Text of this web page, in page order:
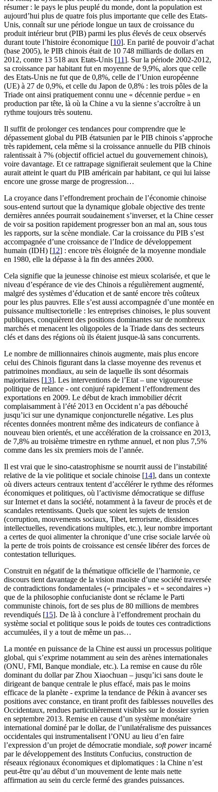
résumer : le pays le plus peuplé du monde, dont la population est
aujourd’hui plus de quatre fois plus importante que celle des Etats-
Unis, connaît sur une période longue un taux de croissance du
produit intérieur brut (PIB) parmi les plus élevés de ceux observés
durant toute l’histoire économique [10]. En parité de pouvoir d’achat
(base 2005), le PIB chinois était de 10 748 milliards de dollars en
2012, contre 13 518 aux Etats-Unis [11]. Sur la période 2002-2012,
sa croissance par habitant fut en moyenne de 9,9%, alors que celle
des Etats-Unis ne fut que de 0,8%, celle de l’Union européenne
(UE) à 27 de 0,9%, et celle du Japon de 0,8% : les trois pôles de la
Triade ont ainsi pratiquement connu une « décennie perdue » en
production par tête, là où la Chine a vu la sienne s’accroître à un
rythme toujours très soutenu.
Il suffit de prolonger ces tendances pour comprendre que le
dépassement global du PIB étatsunien par le PIB chinois s’approche
très rapidement, cela même si la croissance annuelle du PIB chinois
ralentissait à 7% (objectif officiel actuel du gouvernement chinois),
voire davantage. Et ce rattrapage signifierait seulement que la Chine
aurait atteint le quart du PIB américain par habitant, ce qui lui laisse
encore une grosse marge de progression…
La croyance dans l’effondrement prochain de l’économie chinoise
sous-entend surtout que la dynamique globale objective des trente
dernières années pourrait soudainement s’inverser, et la Chine cesser
de voir sa position rapidement progresser bon an mal an, sous tous
les rapports, sur la scène mondiale. Car la croissance du PIB s’est
accompagnée d’une croissance de l’Indice de développement
humain (IDH) [12] : encore très éloignée de la moyenne mondiale
en 1980, elle la dépasse à la fin des années 2000.
Cela signifie que la jeunesse chinoise est mieux scolarisée, et que le
niveau d’espérance de vie des Chinois a régulièrement augmenté,
malgré des systèmes d’éducation et de santé encore très coûteux
pour les plus pauvres. Elle s’est aussi accompagnée d’une montée en
puissance multisectorielle : les entreprises chinoises, le plus souvent
publiques, conquièrent des positions dominantes sur de nombreux
marchés et menacent les oligopoles de la Triade dans des secteurs
clés et dans des régions où ils étaient jusque-là sans concurrents.
Le nombre de millionnaires chinois augmente, mais plus encore
celui des Chinois figurant dans la classe moyenne des revenus et
patrimoines mondiaux, au sein de laquelle ils sont désormais
majoritaires [13]. Les interventions de l’Etat – une vigoureuse
politique de relance - ont conjuré rapidement l’effondrement des
exportations en 2009. Le début de krach immobilier décrit
complaisamment à l’été 2013 en Occident n’a pas débouché
jusqu’ici sur une dynamique conjoncturelle négative. Les plus
récentes données montrent même des indicateurs de confiance à
nouveau bien orientés, et une accélération de la croissance en 2013,
de 7,8% au troisième trimestre en rythme annuel, et non plus 7,5%
comme dans les six premiers mois de l’année.
Il est vrai que le sino-catastrophisme se nourrit aussi de l’instabilité
relative de la vie politique et sociale chinoise [14], dans un contexte
où divers acteurs centraux tentent d’accélérer le rythme des réformes
économiques et politiques, où l’activisme démocratique se diffuse
sur Internet et dans la société, notamment à la faveur de procès et de
scandales retentissants. Quels que soient les sujets de tension
(corruption, mouvements sociaux, Tibet, terrorisme, dissidences
intellectuelles, revendications multiples, etc.), leur nombre important
a certes de quoi alimenter la chronique d’une crise sociale larvée où
la perte de trois points de croissance est censée libérer des forces de
contestation telluriques.
Construit en négatif de la thématique officielle de l’harmonie, ce
discours tient davantage de la vision maoïste d’une société traversée
de contradictions fondamentales (« principales » et « secondaires »)
que de la philosophie confucianiste dont se réclame le Parti
communiste chinois, fort de ses plus de 80 millions de membres
revendiqués [15]. De là à conclure à l’effondrement prochain du
système social et politique sous le poids de toutes ces contradictions
accumulées, il y a tout de même un pas…
La montée en puissance de la Chine est aussi un processus politique
global, qui s’exprime notamment au sein des arènes internationales
(ONU, FMI, Banque mondiale, etc.). La remise en cause du rôle
dominant du dollar par Zhou Xiaochuan – jusqu’ici sans doute le
dirigeant de banque centrale le plus effacé, mais pas le moins
efficace de la planète - exprime la tendance de Pékin à avancer ses
positions avec constance, en tirant profit des faiblesses nouvelles des
Occidentaux, rendues particulièrement visibles sur le dossier syrien
en septembre 2013. Remise en cause d’un système monétaire
international dominé par le dollar, de l’unilatéralisme des puissances
occidentales qui instrumentalisent l’ONU au lieu d’en faire
l’expression d’un projet de démocratie mondiale, soft powerincarné
par le développement des Instituts Confucius, construction de
réseaux régionaux économiques et diplomatiques : la Chine n’est
peut-être qu’au début d’un mouvement de lente mais nette
affirmation au sein du cercle fermé des grandes puissances.